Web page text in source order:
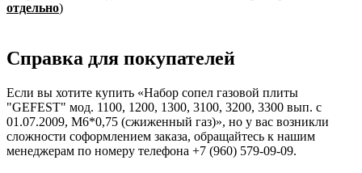
отдельно)
Справка для покупателей
Если вы хотите купить «Набор сопел газовой плиты
"GEFEST" мод. 1100, 1200, 1300, 3100, 3200, 3300 вып. с
01.07.2009, М6*0,75 (сжиженный газ)», но у вас возникли
сложности соформлением заказа, обращайтесь к нашим
менеджерам по номеру телефона +7 (960) 579-09-09.